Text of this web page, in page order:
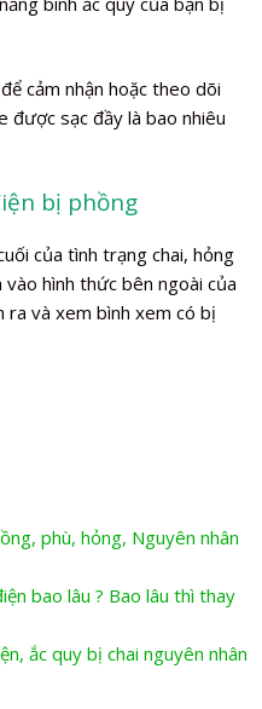
cảm nhận hoặc theo dõi
được sạc đầy là bao nhiêu
bị phồng
của tình trạng chai, hỏng
hình thức bên ngoài của
ra và xem bình xem có bị
phù, hỏng, Nguyên nhân
bao lâu ? Bao lâu thì thay
ắc quy bị chai nguyên nhân